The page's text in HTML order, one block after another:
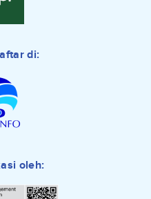
di:
oleh: